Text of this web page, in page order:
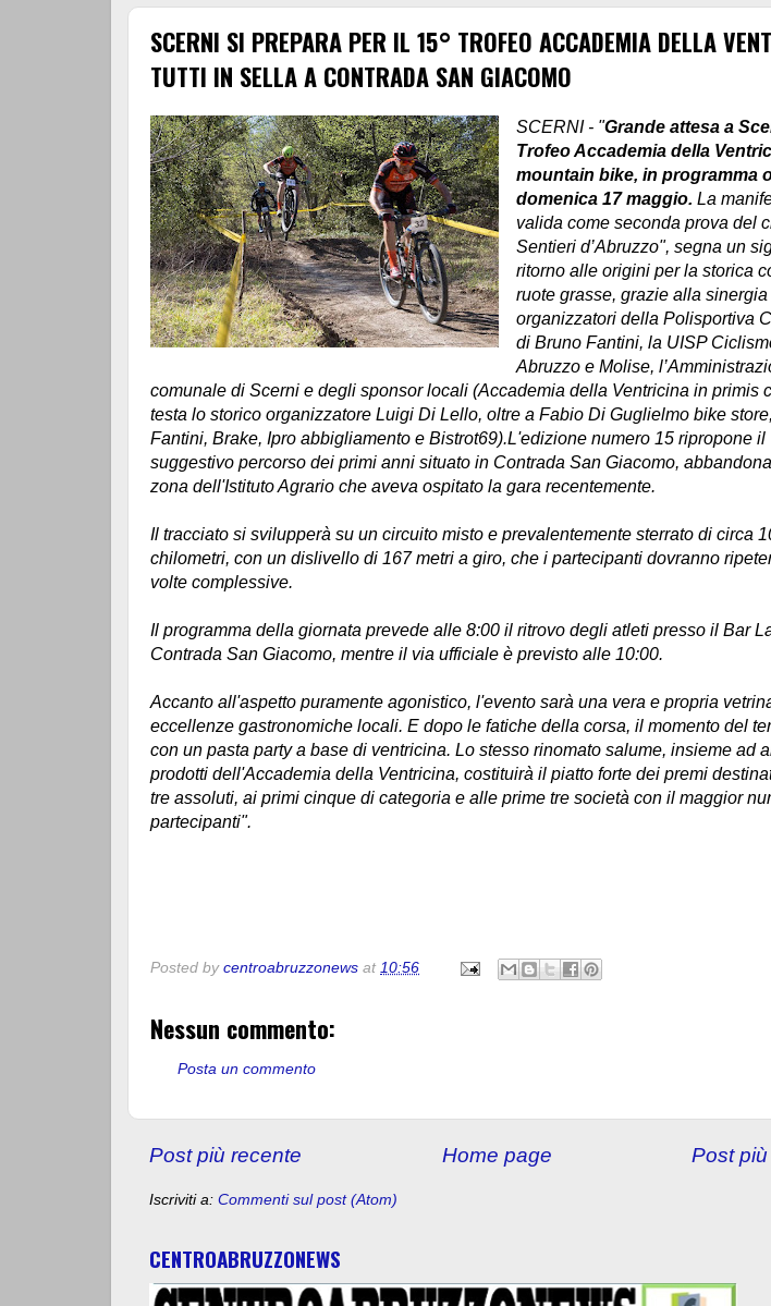
SCERNI SI PREPARA PER IL 15° TROFEO ACCADEMIA DELLA
TUTTI IN SELLA A CONTRADA SAN GIACOMO
SCERNI - "Grande attesa a
Trofeo Accademia della
mountain bike, in programma
domenica 17 maggio. La
valida come seconda prova del
Sentieri d’Abruzzo", segna un
ritorno alle origini per la storica
ruote grasse, grazie alla
organizzatori della Polisportiva
di Bruno Fantini, la UISP
Abruzzo e Molise,
comunale di Scerni e degli sponsor locali (Accademia della Ventricina in primis
testa lo storico organizzatore Luigi Di Lello, oltre a Fabio Di Guglielmo bike
Fantini, Brake, Ipro abbigliamento e Bistrot69).L'edizione numero 15 ripropone il
suggestivo percorso dei primi anni situato in Contrada San Giacomo,
zona dell'Istituto Agrario che aveva ospitato la gara recentemente.
Il tracciato si svilupperà su un circuito misto e prevalentemente sterrato di circa
chilometri, con un dislivello di 167 metri a giro, che i partecipanti dovranno
volte complessive.
Il programma della giornata prevede alle 8:00 il ritrovo degli atleti presso il Bar
Contrada San Giacomo, mentre il via ufficiale è previsto alle 10:00.
Accanto all'aspetto puramente agonistico, l'evento sarà una vera e propria
eccellenze gastronomiche locali. E dopo le fatiche della corsa, il momento del
con un pasta party a base di ventricina. Lo stesso rinomato salume, insieme ad
prodotti dell'Accademia della Ventricina, costituirà il piatto forte dei premi
tre assoluti, ai primi cinque di categoria e alle prime tre società con il maggior
partecipanti".
Posted by centroabruzzonews at 10:56
Nessun commento:
Posta un commento
Post più recente Post
Home page
Iscriviti a: Commenti sul post (Atom)
CENTROABRUZZONEWS